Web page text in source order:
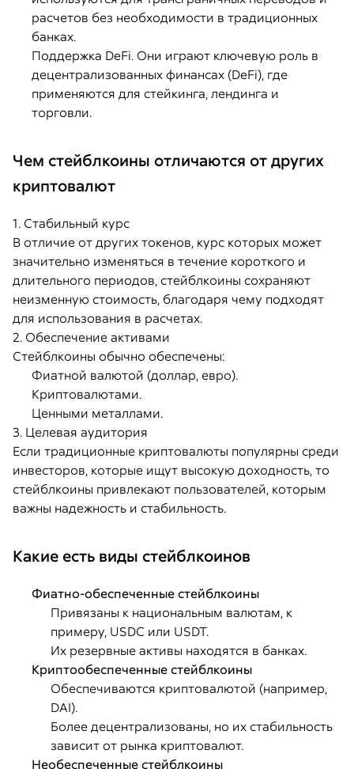
расчетов без необходимости в традиционных
банках.
Поддержка DeFi. Они играют ключевую роль в
децентрализованных финансах (DeFi), где
применяются для стейкинга, лендинга и
торговли.
Чем стейблкоины отличаются от других
криптовалют
1. Стабильный курс
В отличие от других токенов, курс которых может
значительно изменяться в течение короткого и
длительного периодов, стейблкоины сохраняют
неизменную стоимость, благодаря чему подходят
для использования в расчетах.
2. Обеспечение активами
Стейблкоины обычно обеспечены:
Фиатной валютой (доллар, евро).
Криптовалютами.
Ценными металлами.
3. Целевая аудитория
Если традиционные криптовалюты популярны среди
инвесторов, которые ищут высокую доходность, то
стейблкоины привлекают пользователей, которым
важны надежность и стабильность.
Какие есть виды стейблкоинов
Фиатно-обеспеченные стейблкоины
Привязаны к национальным валютам, к
примеру, USDC или USDT.
Их резервные активы находятся в банках.
Криптообеспеченные стейблкоины
Обеспечиваются криптовалютой (например,
DAI).
Более децентрализованы, но их стабильность
зависит от рынка криптовалют.
Необеспеченные стейблкоины